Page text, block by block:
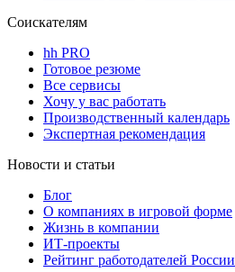
Соискателям
hh PRO
Готовое резюме
Все сервисы
Хочу у вас работать
Производственный календарь
Экспертная рекомендация
Новости и статьи
Блог
О компаниях в игровой форме
Жизнь в компании
ИТ-проекты
Рейтинг работодателей России